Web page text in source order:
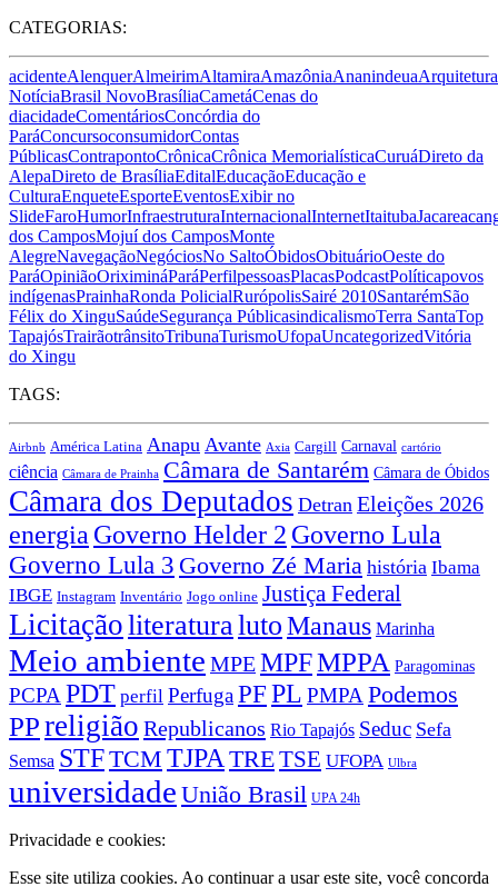
CATEGORIAS:
acidenteAlenquerAlmeirimAltamiraAmazôniaAnanindeuaArquitetura
NotíciaBrasil NovoBrasíliaCametáCenas do
diacidadeComentáriosConcórdia do
ParáConcursoconsumidorContas
PúblicasContrapontoCrônicaCrônica MemorialísticaCuruáDireto da
AlepaDireto de BrasíliaEditalEducaçãoEducação e
CulturaEnqueteEsporteEventosExibir no
SlideFaroHumorInfraestruturaInternacionalInternetItaituba
dos CamposMojuí dos CamposMonte
AlegreNavegaçãoNegóciosNo SaltoÓbidosObituárioOeste do
ParáOpiniãoOriximináParáPerfilpessoasPlacasPodcastPolíticapovos
indígenasPrainhaRonda PolicialRurópolisSairé 2010SantarémSão
Félix do XinguSaúdeSegurança PúblicasindicalismoTerra SantaTop
TapajósTrairãotrânsitoTribunaTurismoUfopaUncategorizedVitória
do Xingu
TAGS:
Airbnb América Latina Anapu Avante Axia Cargill Carnaval cartório
ciência Câmara de Prainha Câmara de Santarém Câmara de Óbidos
Câmara dos Deputados Detran Eleições 2026
energia Governo Helder 2 Governo Lula
Governo Lula 3 Governo Zé Maria história Ibama
IBGE Instagram Inventário Jogo online Justiça Federal
Licitaçãoliteratura lutoManaus Marinha
Meio ambiente MPEMPFMPPA Paragominas
PCPA PDT perfil PerfugaPFPL PMPA Podemos
PPreligião Republicanos Rio Tapajós Seduc Sefa
Semsa STFTCM TJPA TRETSE UFOPA Ulbra
universidade União Brasil UPA 24h
Privacidade e cookies:
Esse site utiliza cookies. Ao continuar a usar este site, você concorda